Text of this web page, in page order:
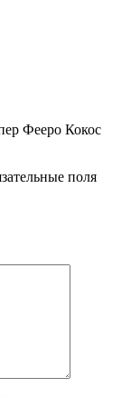
Фееро Кокос
поля